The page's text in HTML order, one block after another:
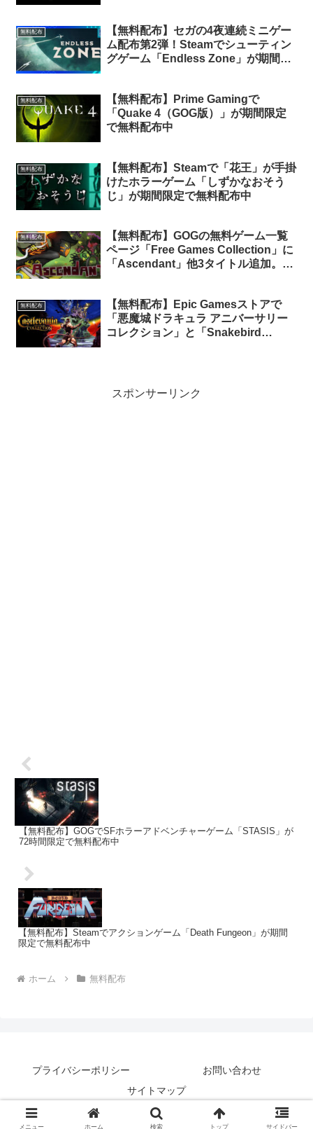
無料配布
【無料配布】セガの4夜連続ミニゲー
ム配布第2弾！Steamでシューティン
グゲーム「Endless Zone」が期間限
無料配布
【無料配布】Prime Gamingで
「Quake 4（GOG版）」が期間限定
で無料配布中
無料配布
【無料配布】Steamで「花王」が手掛
けたホラーゲーム「しずかなおそう
じ」が期間限定で無料配布中
無料配布
【無料配布】GOGの無料ゲーム一覧
ページ「Free Games Collection」に
「Ascendant」他3タイトル追加。現
無料配布
【無料配布】Epic Gamesストアで
「悪魔城ドラキュラ アニバーサリー
コレクション」と「Snakebird
スポンサーリンク
【無料配布】GOGでSFホラーアドベンチャーゲーム「STASIS」が
72時間限定で無料配布中
【無料配布】Steamでアクションゲーム「Death Fungeon」が期間
限定で無料配布中
ホーム 無料配布
プライバシーポリシー
お問い合わせ
サイトマップ
© 2018 ジュウシマツの鳥小屋.
メニュー ホーム 検索 トップ サイドバー